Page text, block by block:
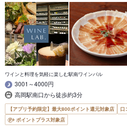
ワインと料理を気軽に楽しむ駅南ワインバル
3001～4000円
高岡駅南口から徒歩約3分
【アプリ予約限定】最大800ポイント還元対象店
口
ポイントプラス対象店